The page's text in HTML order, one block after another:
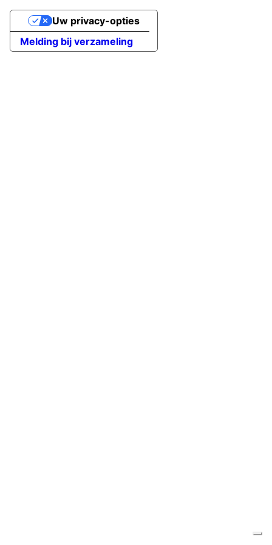
Melding bij verzameling
Uw privacy-opties